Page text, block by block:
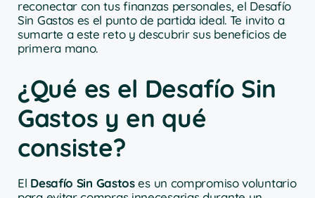
reconectar con tus finanzas personales, el Desafío
Sin Gastos es el punto de partida ideal. Te invito a
sumarte a este reto y descubrir sus beneficios de
primera mano.
¿Qué es el Desafío Sin
Gastos y en qué
consiste?
El Desafío Sin Gastoses un compromiso voluntario